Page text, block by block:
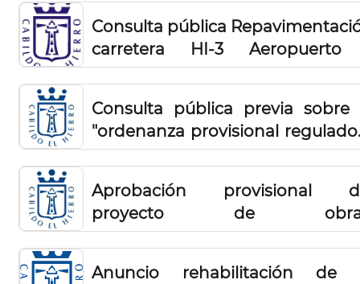
Consulta pública
carretera HI-3
Tejeleita y mejoras
Consulta pública previa sobre
"ordenanza provisional
de establecimientos
en suelo rústico"
Aprobación provisional
proyecto de
Acondicionamiento,
Anuncio rehabilitación de